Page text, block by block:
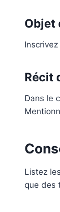
Objet
Récit
Dans le
Listez les
que des